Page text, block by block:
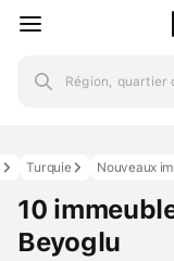
Région, quartier
Nouveaux
Turquie
10
Beyoglu